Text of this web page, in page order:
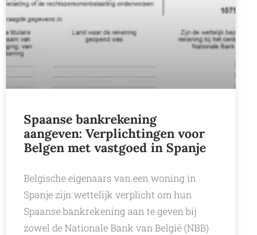
Spaanse bankrekening
aangeven: Verplichtingen voor
Belgen met vastgoed in Spanje
Belgische eigenaars van een woning in
Spanje zijn wettelijk verplicht om hun
Spaanse bankrekening aan te geven bij
zowel de Nationale Bank van België (NBB)